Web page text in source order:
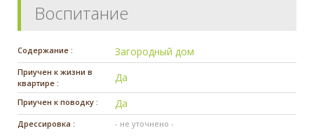
Воспитание
Содержание : Загородный дом
Приучен к жизни в
квартире :
Да
Приучен к поводку : Да
Дрессировка : - не уточнено -